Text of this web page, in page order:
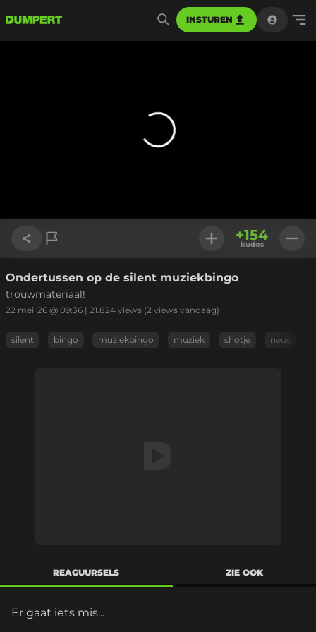
INSTUREN
Link kopiëren
+154
kudos
Ondertussen op de silent muziekbingo
trouwmateriaal!
22 mei '26 @ 09:36 | 21.824 views (2 views vandaag)
silent bingo muziekbingo muziek shotje neus
REAGUURSELS ZIE OOK
Er gaat iets mis...